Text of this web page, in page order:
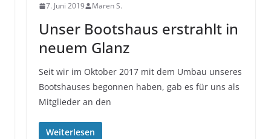
7. Juni 2019 Maren S.
Unser Bootshaus erstrahlt in
neuem Glanz
Seit wir im Oktober 2017 mit dem Umbau unseres
Bootshauses begonnen haben, gab es für uns als
Mitglieder an den
Weiterlesen